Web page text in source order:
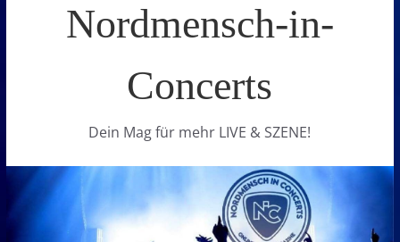
Nordmensch-in-
Concerts
Dein Mag für mehr LIVE & SZENE!